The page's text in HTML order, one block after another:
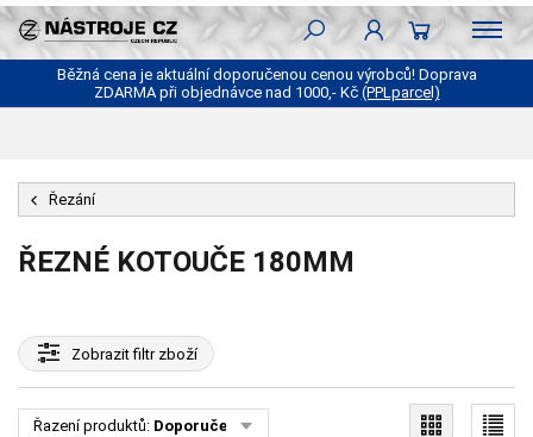
Běžná cena je aktuální doporučenou cenou výrobců! Doprava
ZDARMA při objednávce nad 1000,- Kč (PPLparcel)
Řezání
ŘEZNÉ KOTOUČE 180MM
Zobrazitfiltr zboží
Řazení produktů: Doporučené